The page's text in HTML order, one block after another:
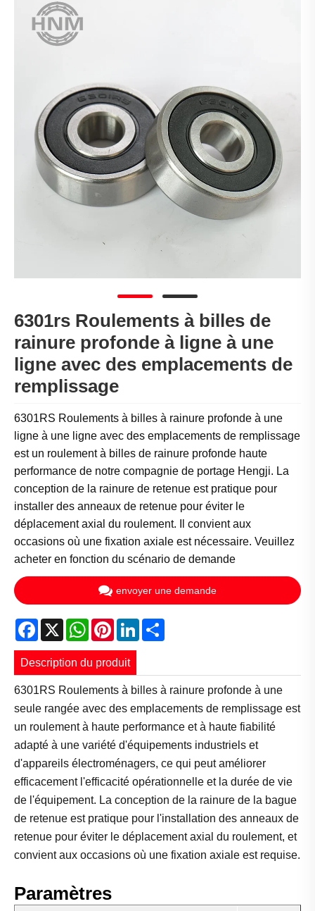
6301rs Roulements à billes de
rainure profonde à ligne à une
ligne avec des emplacements de
remplissage
6301RS Roulements à billes à rainure profonde à une
ligne à une ligne avec des emplacements de remplissage
est un roulement à billes de rainure profonde haute
performance de notre compagnie de portage Hengji. La
conception de la rainure de retenue est pratique pour
installer des anneaux de retenue pour éviter le
déplacement axial du roulement. Il convient aux
occasions où une fixation axiale est nécessaire. Veuillez
acheter en fonction du scénario de demande
envoyer une demande
Facebook
X WhatsApp
PinterestLinkedIn
Description du produit
6301RS Roulements à billes à rainure profonde à une
seule rangée avec des emplacements de remplissage est
un roulement à haute performance et à haute fiabilité
adapté à une variété d'équipements industriels et
d'appareils électroménagers, ce qui peut améliorer
efficacement l'efficacité opérationnelle et la durée de vie
de l'équipement. La conception de la rainure de la bague
de retenue est pratique pour l'installation des anneaux de
retenue pour éviter le déplacement axial du roulement, et
convient aux occasions où une fixation axiale est requise.
Paramètres